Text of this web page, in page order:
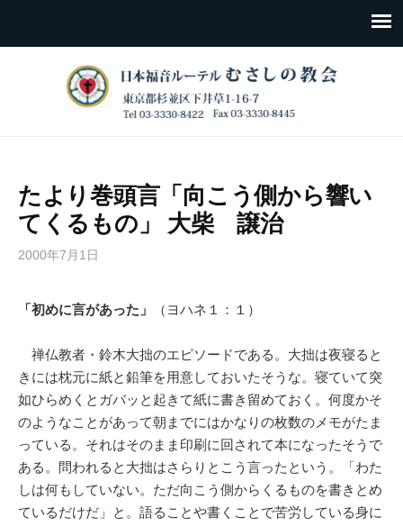
たより巻頭言「向こう側から響い
てくるもの」 大柴 譲治
2000年7月1日
「初めに言があった」 （ヨハネ１：１）
禅仏教者・鈴木大拙のエピソードである。大拙は夜寝ると
きには枕元に紙と鉛筆を用意しておいたそうな。寝ていて突
如ひらめくとガバッと起きて紙に書き留めておく。何度かそ
のようなことがあって朝までにはかなりの枚数のメモがたま
っている。それはそのまま印刷に回されて本になったそうで
ある。問われると大拙はさらりとこう言ったという。「わた
しは何もしていない。ただ向こう側からくるものを書きとめ
ているだけだ」と。語ることや書くことで苦労している身に